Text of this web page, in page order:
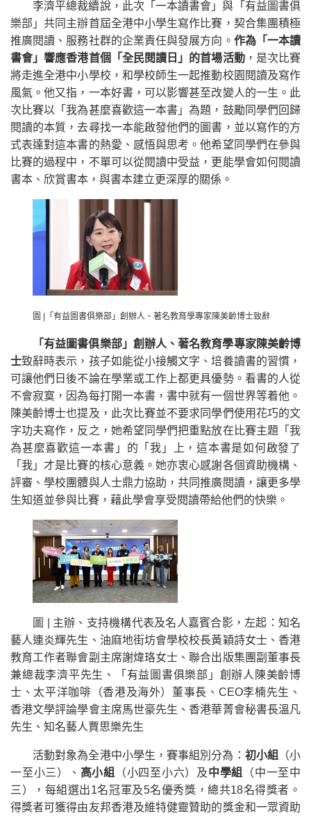
李濟平總裁續說，此次「一本讀書會」與「有益圖書俱
樂部」共同主辦首屆全港中小學生寫作比賽，契合集團積極
推廣閱讀、服務社群的企業責任與發展方向。 作為「一本讀
書會」響應香港首個「全民閱讀日」的首場活動，是次比賽
將走進全港中小學校，和學校師生一起推動校園閱讀及寫作
風氣。他又指，一本好書，可以影響甚至改變人的一生。此
次比賽以「我為甚麼喜歡這一本書」為題，鼓勵同學們回歸
閱讀的本質，去尋找一本能啟發他們的圖書，並以寫作的方
式表達對這本書的熱愛、感悟與思考。他希望同學們在參與
比賽的過程中，不單可以從閱讀中受益，更能學會如何閱讀
書本、欣賞書本，與書本建立更深厚的關係。
圖 |「有益圖書俱樂部」創辦人、著名教育學專家陳美齡博士致辭
「有益圖書俱樂部」創辦人、著名教育學專家陳美齡博
士致辭時表示，孩子如能從小接觸文字、培養讀書的習慣，
可讓他們日後不論在學業或工作上都更具優勢。看書的人從
不會寂寞，因為每打開一本書，書中就有一個世界等着他。
陳美齡博士也提及，此次比賽並不要求同學們使用花巧的文
字功夫寫作，反之，她希望同學們把重點放在比賽主題「我
為甚麼喜歡這一本書」的「我」上，這本書是如何啟發了
「我」才是比賽的核心意義。她亦衷心感謝各個資助機構、
評審、學校團體與人士鼎力協助，共同推廣閱讀，讓更多學
生知道並參與比賽，藉此學會享受閱讀帶給他們的快樂。
圖 | 主辦、支持機構代表及名人嘉賓合影，左起：知名
藝人連炎輝先生、油麻地街坊會學校校長黃穎詩女士、香港
教育工作者聯會副主席謝煒珞女士、聯合出版集團副董事長
兼總裁李濟平先生、「有益圖書俱樂部」創辦人陳美齡博
士、太平洋咖啡（香港及海外）董事長、CEO李楠先生、
香港文學評論學會主席馬世豪先生、香港華菁會秘書長溫凡
先生、知名藝人賈思樂先生
活動對象為全港中小學生，賽事組別分為： 初小組
（小
一至小三）、 高小組 （小四至小六）及中學組
（中一至中
三），每組選出1名冠軍及5名優秀獎，總共18名得獎者。
得獎者可獲得由友邦香港及維特健靈贊助的獎金和一眾資助